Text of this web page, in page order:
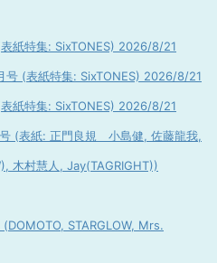
紙特集: SixTONES) 2026/8/21
(表紙特集: SixTONES) 2026/8/21
紙特集: SixTONES) 2026/8/21
(表紙: 正門良規 小島健, 佐藤龍我,
木村慧人, Jay(TAGRIGHT))
STARGLOW, Mrs.